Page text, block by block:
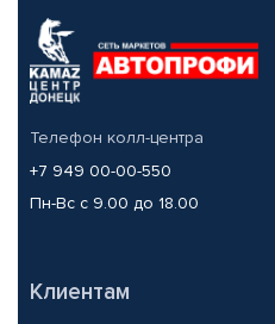
Телефон колл-центра
+7 949 00-00-550
Пн-Вс с 9.00 до 18.00
Клиентам